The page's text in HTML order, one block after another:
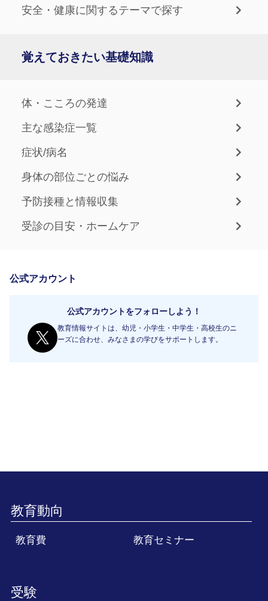
安全・健康に関するテーマで探す
覚えておきたい基礎知識
体・こころの発達
主な感染症一覧
症状/病名
身体の部位ごとの悩み
予防接種と情報収集
受診の目安・ホームケア
公式アカウント
公式アカウントをフォローしよう！
教育情報サイトは、幼児・小学生・中学生・高校生のニ
ーズに合わせ、みなさまの学びをサポートします。
教育動向
教育費 教育セミナー
受験